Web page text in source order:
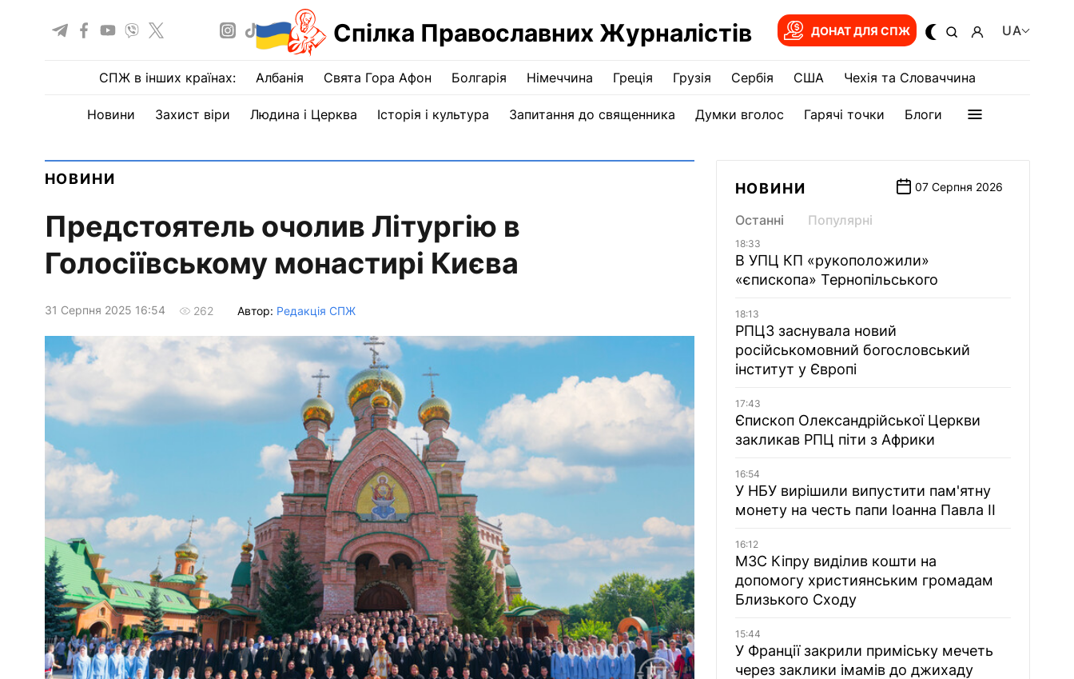
Спілка Православних Журналістів ДОНАТ ДЛЯ СПЖ UA
СПЖ в інших країнах: Албанія Свята Гора Афон Болгарія Німеччина Греція Грузія Сербія США Чехія та Словаччина
Новини Захист віри Людина і Церква Історія і культура Запитання до священника Думки вголос Гарячі точки Блоги
НОВИНИ
Предстоятель очолив Літургію в
Голосіївському монастирі Києва
31 Серпня 2025 16:54 262 Автор: Редакція СПЖ
НОВИНИ 07 Серпня 2026
Останні Популярні
18:33
В УПЦ КП «рукоположили»
«єпископа» Тернопільського
18:13
РПЦЗ заснувала новий
російськомовний богословський
інститут у Європі
17:43
Єпископ Олександрійської Церкви
закликав РПЦ піти з Африки
16:54
У НБУ вирішили випустити пам'ятну
монету на честь папи Іоанна Павла II
16:12
МЗС Кіпру виділив кошти на
допомогу християнським громадам
Близького Сходу
15:44
У Франції закрили приміську мечеть
через заклики імамів до джихаду